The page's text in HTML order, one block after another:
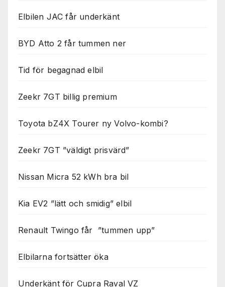
Elbilen JAC får underkänt
BYD Atto 2 får tummen ner
Tid för begagnad elbil
Zeekr 7GT billig premium
Toyota bZ4X Tourer ny Volvo-kombi?
Zeekr 7GT ”väldigt prisvärd”
Nissan Micra 52 kWh bra bil
Kia EV2 ”lätt och smidig” elbil
Renault Twingo får ”tummen upp”
Elbilarna fortsätter öka
Underkänt för Cupra Raval VZ